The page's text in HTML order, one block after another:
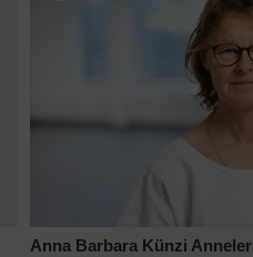
Anna Barbara Künzi Anneler